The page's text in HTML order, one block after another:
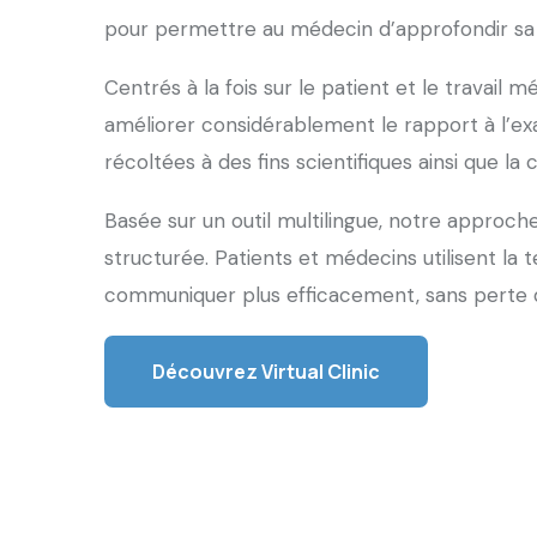
pour permettre au médecin d’approfondir
Centrés à la fois sur le patient et le travail
améliorer considérablement le rapport à
récoltées à des fins scientifiques ainsi que
Basée sur un outil multilingue, notre
structurée. Patients et médecins utilisent la
communiquer plus efficacement, sans
Découvrez Virtual Clinic